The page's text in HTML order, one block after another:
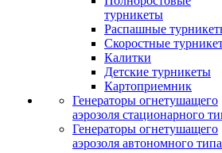
турникеты
Распашные
Скоростные
Калитки
Детские турникеты
Картоприемник
Генераторы огнетушащего
аэрозоля стационарного
Генераторы огнетушащего
аэрозоля автономного типа